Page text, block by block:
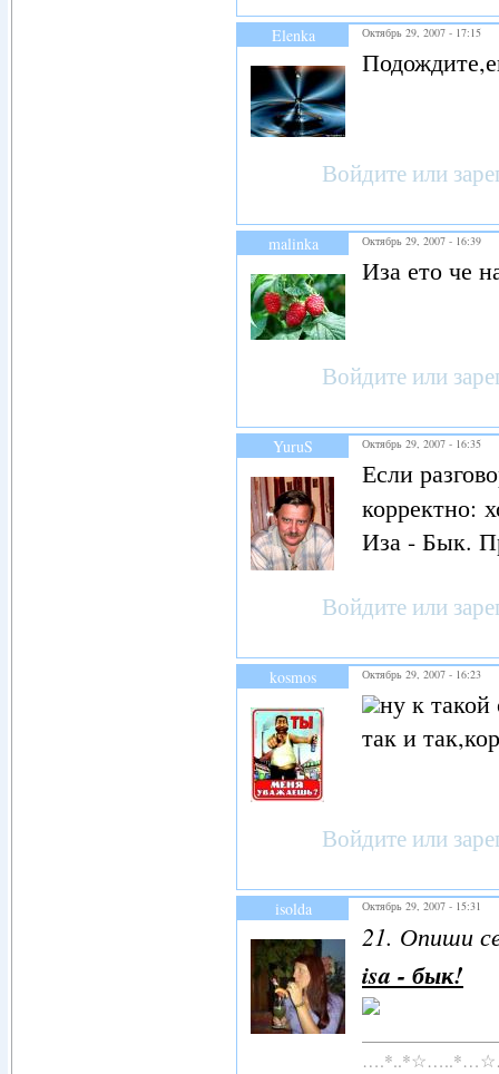
Elenka Октябрь 29, 2007 - 17:15
Войдите или
malinka Октябрь 29, 2007 - 16:39
Иза ето че
Войдите или
YuruS Октябрь 29, 2007 - 16:35
Если
корректно:
Иза - Бык.
Войдите или
kosmos Октябрь 29, 2007 - 16:23
ну к
так и
Войдите или
isolda Октябрь 29, 2007 - 15:31
21. Опиши
isa - бык!